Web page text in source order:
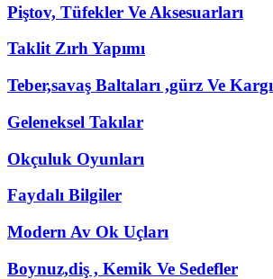
Piştov, Tüfekler Ve Aksesuarları
Taklit Zırh Yapımı
Teber,savaş Baltaları ,gürz Ve
Geleneksel Takılar
Okçuluk Oyunları
Faydalı Bilgiler
Modern Av Ok Uçları
Boynuz,diş , Kemik Ve Sedefler